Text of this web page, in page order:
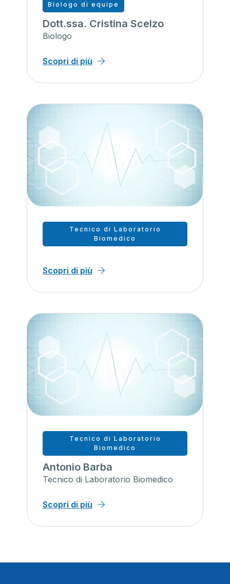
Biologo di equipe
Dott.ssa. Cristina Scelzo
Biologo
Scopri di più
Tecnico di Laboratorio
Biomedico
Scopri di più
Tecnico di Laboratorio
Biomedico
Antonio Barba
Tecnico di Laboratorio Biomedico
Scopri di più